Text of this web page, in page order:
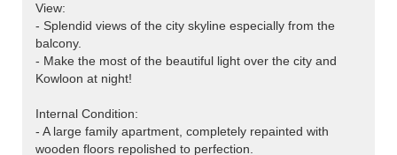
View:
- Splendid views of the city skyline especially from the
balcony.
- Make the most of the beautiful light over the city and
Kowloon at night!
Internal Condition:
- A large family apartment, completely repainted with
wooden floors repolished to perfection.